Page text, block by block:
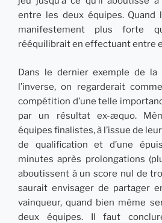
entre les deux équipes. Quand
manifestement plus forte
rééquilibrait en effectuant entre
Dans le dernier exemple de la
l’inverse, on regarderait
compétition d’une telle
par un résultat ex-æquo.
équipes finalistes, à l’issue de
de qualification et d’une
minutes après prolongations
aboutissent à un score nul de
saurait envisager de partager
vainqueur, quand bien même
deux équipes. Il faut